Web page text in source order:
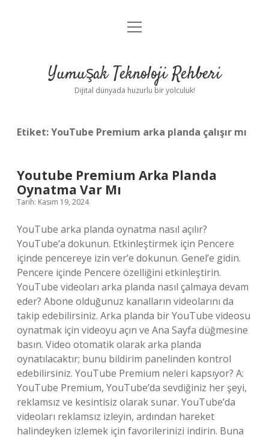
Anasayfa
Yasal Uyarı
menüyü
Yumuşak Teknoloji Rehberi
Dijital dünyada huzurlu bir yolculuk!
Etiket:YouTube Premium arka planda çalışır mı
Youtube Premium Arka Planda
Oynatma Var Mı
Tarih: Kasım 19, 2024
YouTube arka planda oynatma nasıl açılır?
YouTube’a dokunun. Etkinleştirmek için Pencere
içinde pencereye izin ver’e dokunun. Genel’e gidin.
Pencere içinde Pencere özelliğini etkinleştirin.
YouTube videoları arka planda nasıl çalmaya devam
eder? Abone olduğunuz kanalların videolarını da
takip edebilirsiniz. Arka planda bir YouTube videosu
oynatmak için videoyu açın ve Ana Sayfa düğmesine
basın. Video otomatik olarak arka planda
oynatılacaktır; bunu bildirim panelinden kontrol
edebilirsiniz. YouTube Premium neleri kapsıyor? A:
YouTube Premium, YouTube’da sevdiğiniz her şeyi,
reklamsız ve kesintisiz olarak sunar. YouTube’da
videoları reklamsız izleyin, ardından hareket
halindeyken izlemek için favorilerinizi indirin. Buna